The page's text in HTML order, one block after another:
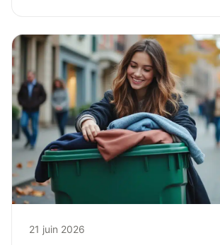
21 juin 2026